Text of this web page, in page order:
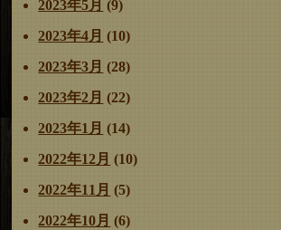
2023年5月 (9)
2023年4月 (10)
2023年3月 (28)
2023年2月 (22)
2023年1月 (14)
2022年12月 (10)
2022年11月 (5)
2022年10月 (6)